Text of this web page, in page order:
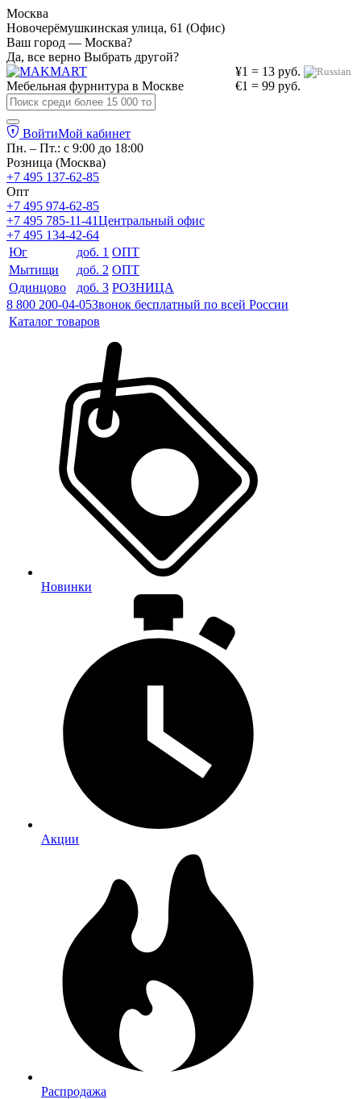
Москва
Новочерёмушкинская улица, 61 (Офис)
Ваш город — Москва?
Да, все верно Выбрать другой?
¥1 = 13 руб.
€1 = 99 руб.
Мебельная фурнитура в Москве
ВойтиМой кабинет
Пн. – Пт.: с 9:00 до 18:00
Розница (Москва)
+7 495 137-62-85
Опт
+7 495 974-62-85
+7 495 785-11-41Центральный офис
+7 495 134-42-64
Юг
доб. 1 ОПТ
Мытищи
доб. 2 ОПТ
Одинцово
доб. 3 РОЗНИЦА
8 800 200-04-05Звонок бесплатный по всей России
Каталог товаров
Новинки
Акции
Распродажа